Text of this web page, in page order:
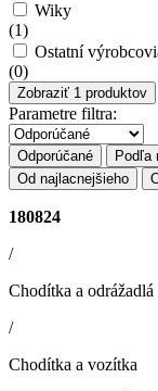
Wiky
(1)
Ostatní
(0)
Zobraziť 1 produktov
Parametre filtra:
Odporúčané Podľa
Od najlacnejšieho
180824
/
Chodítka a odrážadlá
/
Chodítka a vozítka